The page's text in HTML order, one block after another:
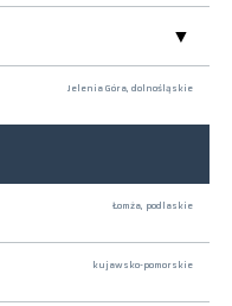
Jelenia Góra, dolnośląskie
Łomża, podlaskie
kujawsko-pomorskie